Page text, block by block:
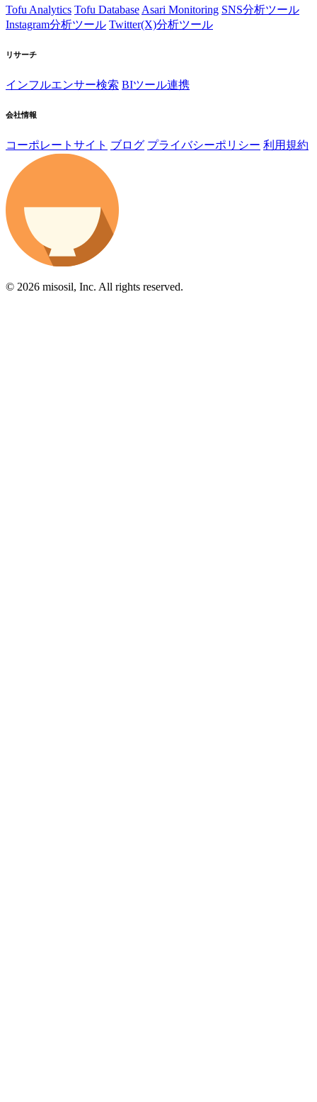
Tofu Analytics Tofu Database Asari Monitoring SNS分析ツール
Instagram分析ツール Twitter(X)分析ツール
リサーチ
インフルエンサー検索 BIツール連携
会社情報
コーポレートサイト ブログ プライバシーポリシー 利用規約
© 2026 misosil, Inc. All rights reserved.